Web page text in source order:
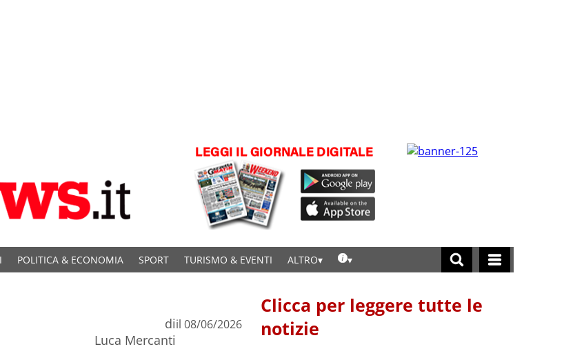
POLITICA & ECONOMIA SPORT TURISMO & EVENTI ALTRO
di
Luca Mercanti
il 08/06/2026
Clicca per leggere tutte le
notizie